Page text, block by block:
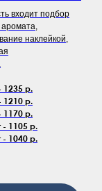
входит подбор
аромата,
наклейкой,
1235 р.
1210 р.
1170 р.
- 1105 р.
- 1040 р.